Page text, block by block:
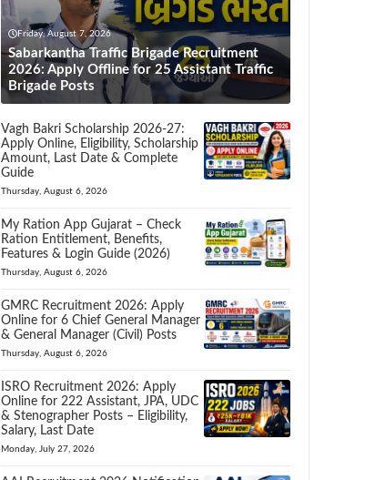
Friday, August 7, 2026
Sabarkantha Traffic Brigade Recruitment
2026: Apply Offline for 25 Assistant Traffic
Brigade Posts
Vagh Bakri Scholarship 2026-27:
Apply Online, Eligibility, Scholarship
Amount, Last Date & Complete
Guide
Thursday, August 6, 2026
My Ration App Gujarat – Check
Ration Entitlement, Benefits,
Features & Login Guide (2026)
Thursday, August 6, 2026
GMRC Recruitment 2026: Apply
Online for 6 Chief General Manager
& General Manager (Civil) Posts
Thursday, August 6, 2026
ISRO Recruitment 2026: Apply
Online for 222 Assistant, JPA, UDC
& Stenographer Posts – Eligibility,
Salary, Last Date
Monday, July 27, 2026